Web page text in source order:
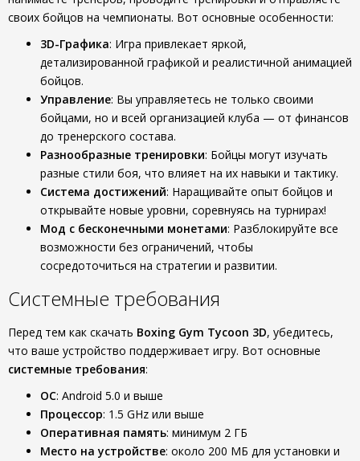
своих бойцов на чемпионаты. Вот основные особенности:
3D-Графика: Игра привлекает яркой,
детализированной графикой и реалистичной анимацией
бойцов.
Управление: Вы управляетесь не только своими
бойцами, но и всей организацией клуба — от финансов
до тренерского состава.
Разнообразные тренировки: Бойцы могут изучать
разные стили боя, что влияет на их навыки и тактику.
Система достижений: Наращивайте опыт бойцов и
открывайте новые уровни, соревнуясь на турнирах!
Мод с бесконечными монетами: Разблокируйте все
возможности без ограничений, чтобы
сосредоточиться на стратегии и развитии.
Системные требования
Перед тем как скачать Boxing Gym Tycoon 3D, убедитесь,
что ваше устройство поддерживает игру. Вот основные
системные требования:
ОС: Android 5.0 и выше
Процессор: 1.5 GHz или выше
Оперативная память: минимум 2 ГБ
Место на устройстве: около 200 МБ для установки и